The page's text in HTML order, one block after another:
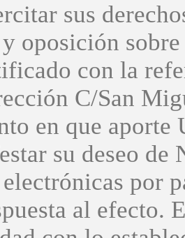
sus
oposición
con la
C/San
en que aporte
su deseo
por
al efecto.